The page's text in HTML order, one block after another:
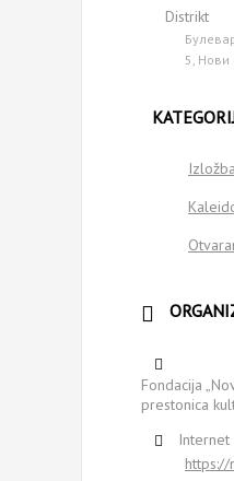
Distrikt
5, Нови
Izložba
Fondacija
prestonica
Internet